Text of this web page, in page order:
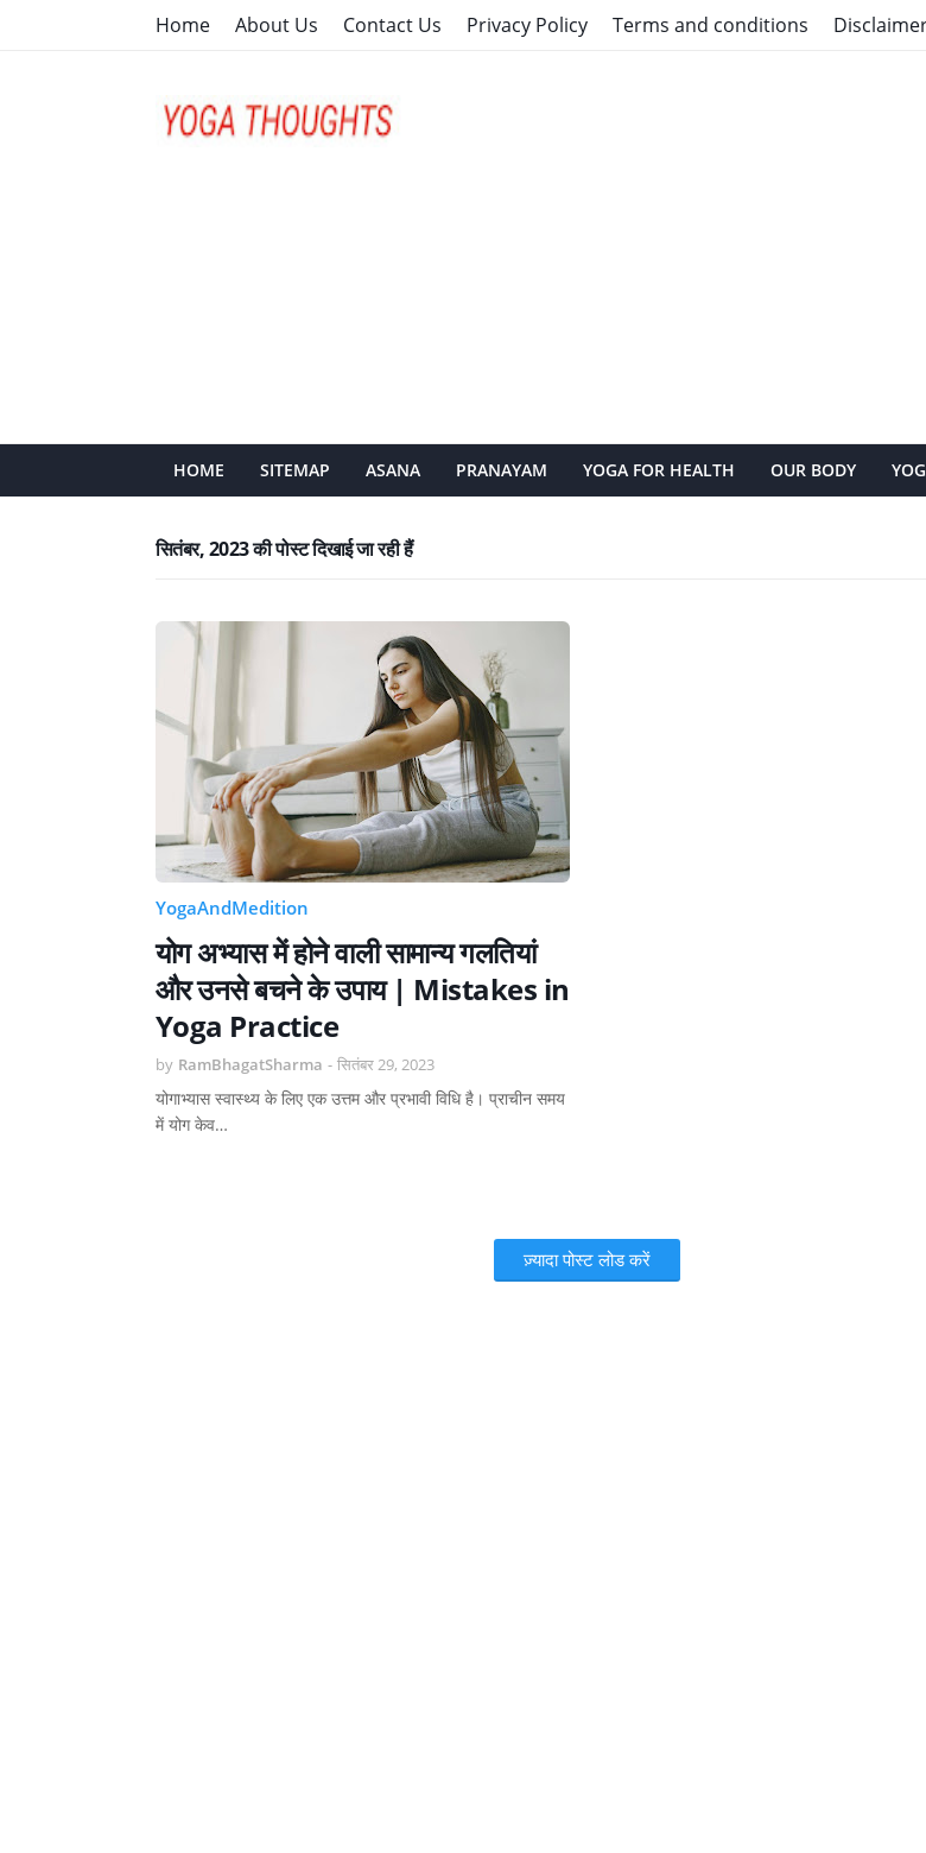
Home About Us Contact Us Privacy Policy Terms and conditions
HOME SITEMAP ASANA PRANAYAM YOGA FOR HEALTH OUR BODY
सितंबर, 2023 की पोस्ट दिखाई जा रही हैं
YogaAndMedition
योग अभ्यास में होने वाली सामान्य गलतियां
और उनसे बचने के उपाय | Mistakes in
Yoga Practice
by RamBhagatSharma - सितंबर 29, 2023
योगाभ्यास स्वास्थ्य के लिए एक उत्तम और प्रभावी विधि है। प्राचीन समय
में योग केव…
ज़्यादा पोस्ट लोड करें